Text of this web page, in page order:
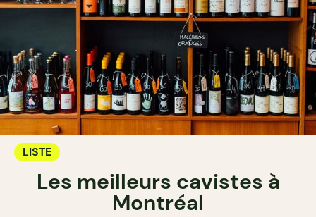
LISTE
Les meilleurs cavistes à
Montréal